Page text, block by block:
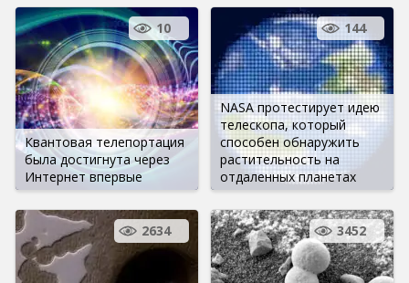
Квантовая телепортация
была достигнута через
Интернет впервые
10
NASA протестирует идею
телескопа, который
способен обнаружить
растительность на
отдаленных планетах
144
2634 3452